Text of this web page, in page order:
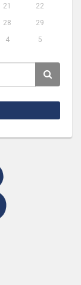
21
22
28
29
4 5